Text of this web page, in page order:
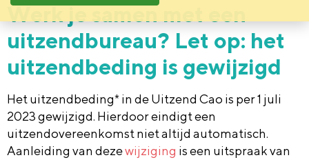
Werk je samen met een
uitzendbureau? Let op: het
uitzendbeding is gewijzigd
Het uitzendbeding* in de Uitzend Cao is per 1 juli
2023 gewijzigd. Hierdoor eindigt een
uitzendovereenkomst niet altijd automatisch.
Aanleiding van dezewijziging is een uitspraak van